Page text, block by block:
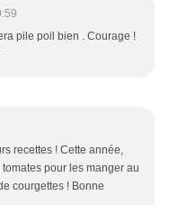
pile poil bien . Courage !
recettes ! Cette année,
pour les manger au
courgettes ! Bonne